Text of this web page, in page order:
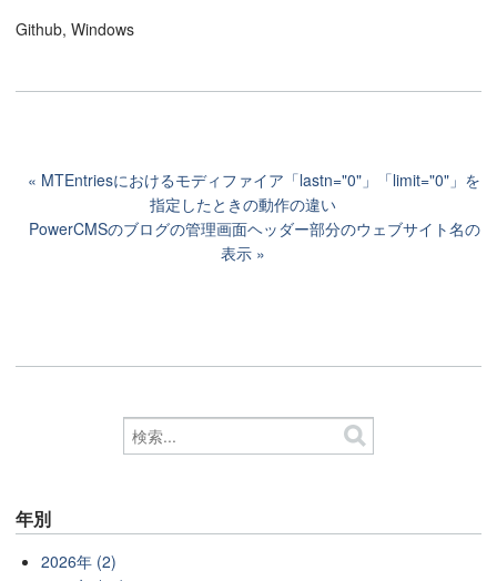
Github, Windows
MTEntriesにおけるモディファイア「lastn="0"」「limit="0"」を
指定したときの動作の違い
PowerCMSのブログの管理画面ヘッダー部分のウェブサイト名の
表示
年別
2026年 (2)